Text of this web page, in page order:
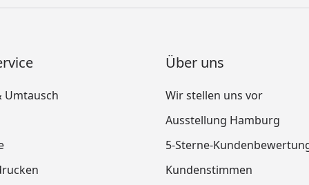
Umtausch
Über uns
Wir stellen uns vor
Ausstellung Hamburg
5-Sterne-
Kundenstimmen